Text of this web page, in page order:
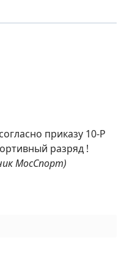
приказу 10-Р
разряд !
МосСпорт)